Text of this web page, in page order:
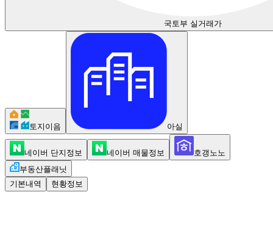
국토부 실거래가
토지이음 아실
네이버 단지정보 네이버 매물정보
호갱노노
부동산플래닛
기본내역
현황정보